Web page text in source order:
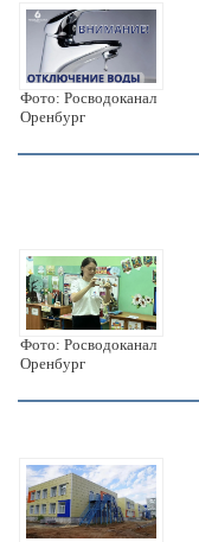
Фото: Росводоканал
Оренбург
Фото: Росводоканал
Оренбург